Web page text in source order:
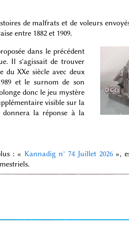
de malfrats et de voleurs
entre 1882 et 1909.
dans le précédent
Il s'agissait de trouver
du XXe siècle avec deux
et le surnom de son
donc le jeu mystère
visible sur la
la réponse à la
: « Kannadig n° 74 Juillet 2026»,